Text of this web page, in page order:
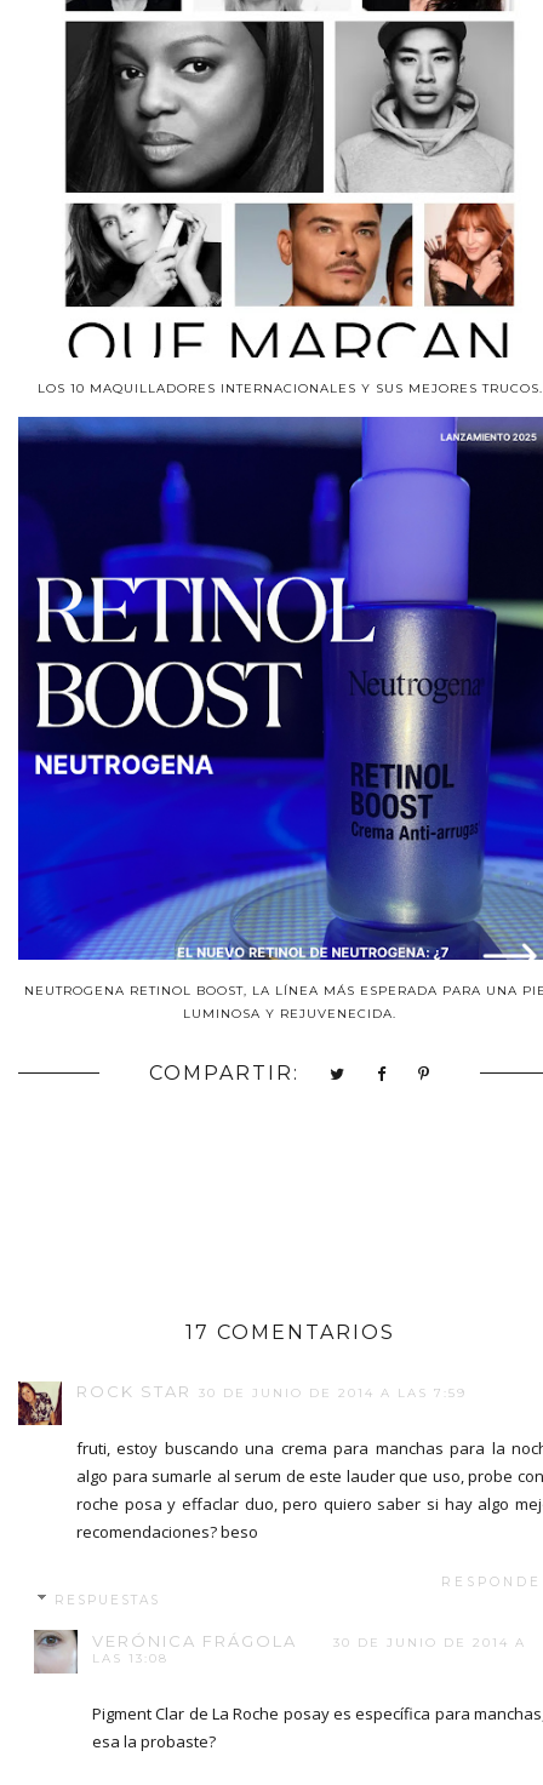
LOS 10 MAQUILLADORES INTERNACIONALES Y SUS MEJORES TRUCOS.
NEUTROGENA RETINOL BOOST, LA LÍNEA MÁS ESPERADA PARA UNA
LUMINOSA Y REJUVENECIDA.
COMPARTIR:
17 COMENTARIOS
ROCK STAR 30 DE JUNIO DE 2014 A LAS 7:59
fruti, estoy buscando una crema para manchas para la
algo para sumarle al serum de este lauder que uso, probe
roche posa y effaclar duo, pero quiero saber si hay algo
recomendaciones? beso
RESPUESTAS
VERÓNICA FRÁGOLA
30 DE JUNIO DE 2014 A
LAS 13:08
Pigment Clar de La Roche posay es específica para
esa la probaste?